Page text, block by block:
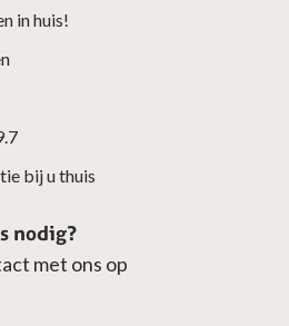
in huis!
bij u thuis
nodig?
met ons op